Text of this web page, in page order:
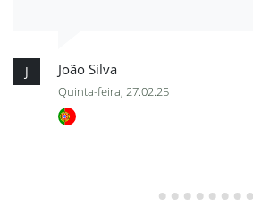
J João Silva
Quinta-feira, 27.02.25